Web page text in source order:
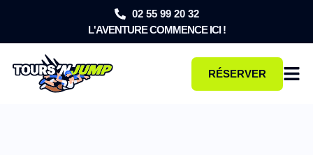
L'AVENTURE COMMENCE ICI !
02 55 99 20 32
RÉSERVER